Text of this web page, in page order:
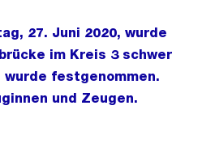
27. Juni 2020, wurde
im Kreis 3 schwer
festgenommen.
und Zeugen.